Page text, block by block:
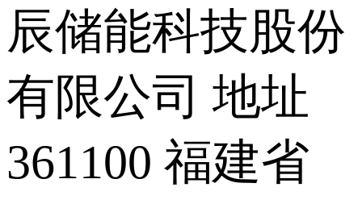
辰储能科技股份
有限公司 地址
361100 福建省